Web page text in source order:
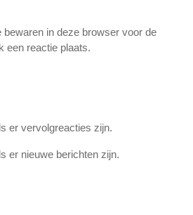
bewaren in deze browser voor de
een reactie plaats.
er vervolgreacties zijn.
er nieuwe berichten zijn.